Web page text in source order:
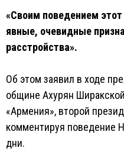
«Своим поведением
явные, очевидные
расстройства».
Об этом заявил в ходе
общине Ахурян
«Армения», второй
комментируя поведение
дни.